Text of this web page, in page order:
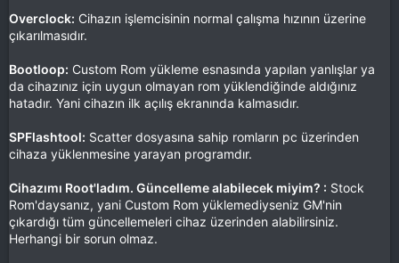
Overclock: Cihazın işlemcisinin normal çalışma hızının üzerine
çıkarılmasıdır.
Bootloop: Custom Rom yükleme esnasında yapılan yanlışlar ya
da cihazınız için uygun olmayan rom yüklendiğinde aldığınız
hatadır. Yani cihazın ilk açılış ekranında kalmasıdır.
SPFlashtool: Scatter dosyasına sahip romların pc üzerinden
cihaza yüklenmesine yarayan programdır.
Cihazımı Root'ladım. Güncelleme alabilecek miyim? : Stock
Rom'daysanız, yani Custom Rom yüklemediyseniz GM'nin
çıkardığı tüm güncellemeleri cihaz üzerinden alabilirsiniz.
Herhangi bir sorun olmaz.